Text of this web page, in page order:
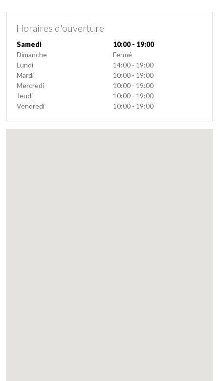
Horaires d'ouverture
Samedi
10:00 - 19:00
Dimanche
Fermé
Lundi
14:00 - 19:00
Mardi
10:00 - 19:00
Mercredi
10:00 - 19:00
Jeudi
10:00 - 19:00
Vendredi
10:00 - 19:00